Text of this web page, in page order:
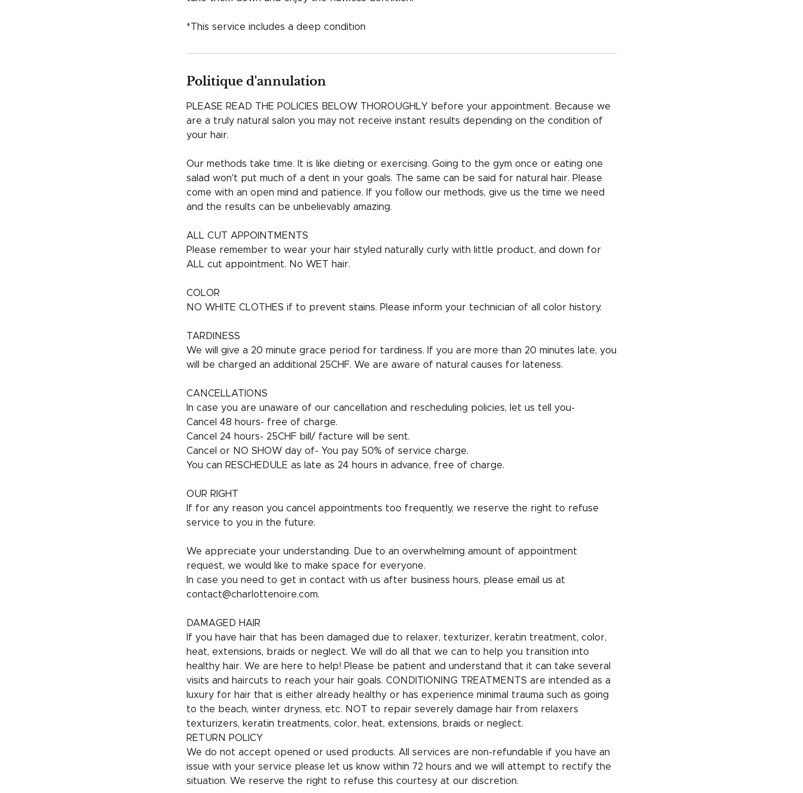
*This service includes a deep condition
Politique d'annulation
PLEASE READ THE POLICIES BELOW THOROUGHLY before your appointment. Because we
are a truly natural salon you may not receive instant results depending on the condition of
your hair.
Our methods take time. It is like dieting or exercising. Going to the gym once or eating one
salad won't put much of a dent in your goals. The same can be said for natural hair. Please
come with an open mind and patience. If you follow our methods, give us the time we need
and the results can be unbelievably amazing.
ALL CUT APPOINTMENTS
Please remember to wear your hair styled naturally curly with little product, and down for
ALL cut appointment. No WET hair.
COLOR
NO WHITE CLOTHES if to prevent stains. Please inform your technician of all color history.
TARDINESS
We will give a 20 minute grace period for tardiness. If you are more than 20 minutes late, you
will be charged an additional 25CHF. We are aware of natural causes for lateness.
CANCELLATIONS
In case you are unaware of our cancellation and rescheduling policies, let us tell you-
Cancel 48 hours- free of charge.
Cancel 24 hours- 25CHF bill/ facture will be sent.
Cancel or NO SHOW day of- You pay 50% of service charge.
You can RESCHEDULE as late as 24 hours in advance, free of charge.
OUR RIGHT
If for any reason you cancel appointments too frequently, we reserve the right to refuse
service to you in the future.
We appreciate your understanding. Due to an overwhelming amount of appointment
request, we would like to make space for everyone.
In case you need to get in contact with us after business hours, please email us at
contact@charlottenoire.com.
DAMAGED HAIR
If you have hair that has been damaged due to relaxer, texturizer, keratin treatment, color,
heat, extensions, braids or neglect. We will do all that we can to help you transition into
healthy hair. We are here to help! Please be patient and understand that it can take several
visits and haircuts to reach your hair goals. CONDITIONING TREATMENTS are intended as a
luxury for hair that is either already healthy or has experience minimal trauma such as going
to the beach, winter dryness, etc. NOT to repair severely damage hair from relaxers
texturizers, keratin treatments, color, heat, extensions, braids or neglect.
RETURN POLICY
We do not accept opened or used products. All services are non-refundable if you have an
issue with your service please let us know within 72 hours and we will attempt to rectify the
situation. We reserve the right to refuse this courtesy at our discretion.